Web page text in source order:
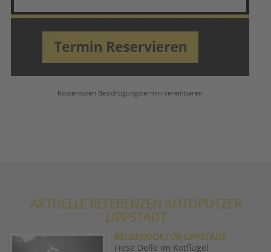
Kostenlosen Besichtigungstermin vereinbaren
AKTUELLE REFERENZEN AUTOPUTZER
LIPPSTADT
BEULENDOKTOR LIPPSTADT
Fiese Delle im Kotflügel